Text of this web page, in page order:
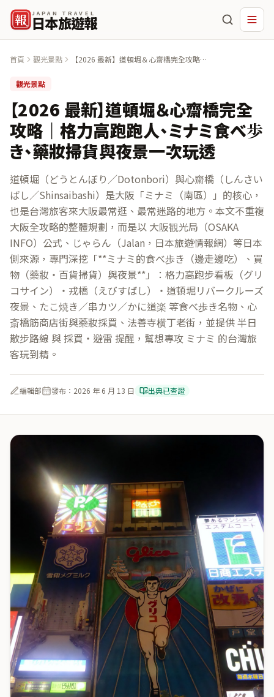
報 JAPAN TRAVEL
日本旅遊報
首頁 觀光景點
【2026 最新】道頓堀＆心齋橋完全攻略｜
觀光景點
【2026 最新】道頓堀＆心齋橋完全
攻略｜格力高跑跑人、ミナミ食べ歩
き、藥妝掃貨與夜景一次玩透
道頓堀（どうとんぼり／Dotonbori）與心齋橋（しんさい
ばし／Shinsaibashi）是大阪「ミナミ（南區）」的核心，
也是台灣旅客來大阪最常逛、最常迷路的地方。本文不重複
大阪全攻略的整體規劃，而是以 大阪観光局（OSAKA
INFO）公式、じゃらん（Jalan，日本旅遊情報網）等日本
側來源，專門深挖「**ミナミ的食べ歩き（邊走邊吃）、買
物（藥妝・百貨掃貨）與夜景**」：格力高跑步看板（グリ
コサイン）・戎橋（えびすばし）・道頓堀リバークルーズ
夜景、たこ焼き／串カツ／かに道楽 等食べ歩き名物、心
斎橋筋商店街與藥妝採買、法善寺横丁老街，並提供 半日
散步路線 與 採買・避雷 提醒，幫想專攻 ミナミ 的台灣旅
客玩到精。
編輯部 發布： 2026 年 6 月 13 日 出典已查證